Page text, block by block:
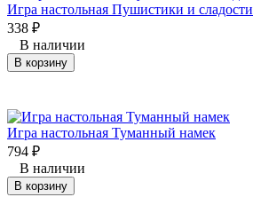
Игра настольная Пушистики и сладости
338 ₽
В наличии
В корзину
Игра настольная Туманный намек
794 ₽
В наличии
В корзину